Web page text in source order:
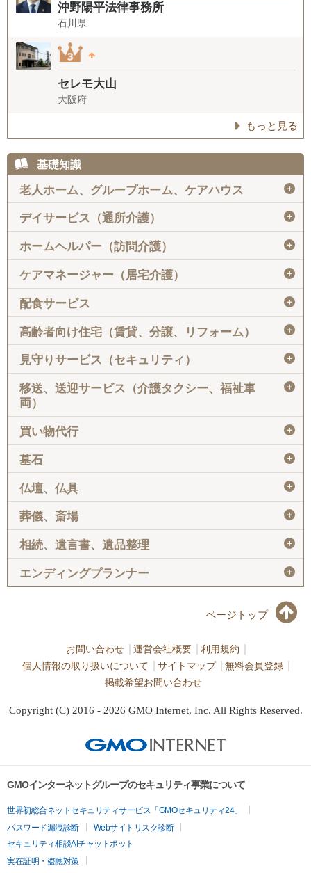
沖野陽平法律事務所
石川県
セレモ大山
大阪府
もっと見る
基礎知識
老人ホーム、グループホーム、ケアハウス ＋
デイサービス（通所介護） ＋
ホームヘルパー（訪問介護） ＋
ケアマネージャー（居宅介護） ＋
配食サービス ＋
高齢者向け住宅（賃貸、分譲、リフォーム） ＋
見守りサービス（セキュリティ） ＋
移送、送迎サービス（介護タクシー、福祉車
両）
＋
買い物代行 ＋
墓石 ＋
仏壇、仏具 ＋
葬儀、斎場 ＋
相続、遺言書、遺品整理 ＋
エンディングプランナー ＋
ページトップ
お問い合わせ 運営会社概要
利用規約
個人情報の取り扱いについて
サイトマップ
無料会員登録
掲載希望お問い合わせ
Copyright (C) 2016 - 2026 GMO Internet, Inc. All Rights Reserved.
GMOインターネットグループのセキュリティ事業について
世界初総合ネットセキュリティサービス「GMOセキュリティ24」
パスワード漏洩診断
Webサイトリスク診断
セキュリティ相談AIチャットボット
実在証明・盗聴対策